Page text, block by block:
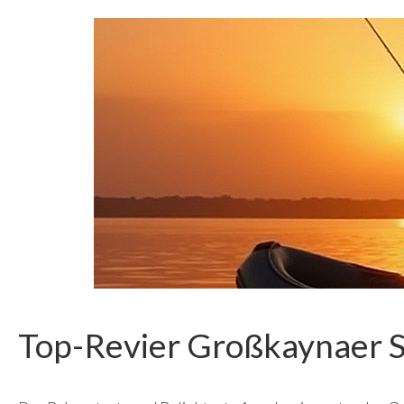
Top-Revier Großkaynaer